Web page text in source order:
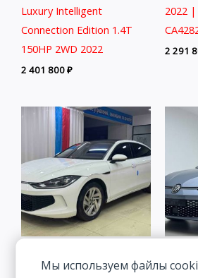
Luxury Intelligent
Connection Edition 1.4T
150HP 2WD 2022
2 401 800₽
2022
2 291
150HP 2WD 2022 | Белый
Мы используем файлы